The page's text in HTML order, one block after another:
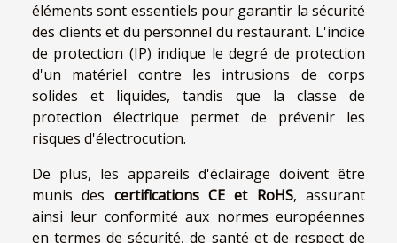
éléments sont essentiels pour garantir la sécurité
des clients et du personnel du restaurant. L'indice
de protection (IP) indique le degré de protection
d'un matériel contre les intrusions de corps
solides et liquides, tandis que la classe de
protection électrique permet de prévenir les
risques d'électrocution.
De plus, les appareils d'éclairage doivent être
munis des certifications CE et RoHS, assurant
ainsi leur conformité aux normes européennes
en termes de sécurité, de santé et de respect de